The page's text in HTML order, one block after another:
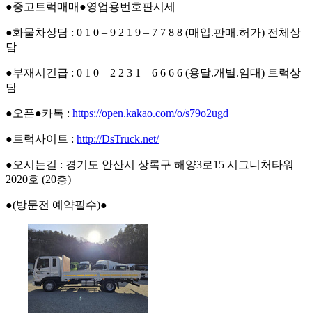
●중고트럭매매●영업용번호판시세
●화물차상담 : 0 1 0 – 9 2 1 9 – 7 7 8 8 (매입.판매.허가) 전체상
담
●부재시긴급 : 0 1 0 – 2 2 3 1 – 6 6 6 6 (용달.개별.임대) 트럭상
담
●오픈●카톡 : https://open.kakao.com/o/s79o2ugd
●트럭사이트 : http://DsTruck.net/
●오시는길 : 경기도 안산시 상록구 해양3로15 시그니처타워
2020호 (20층)
●(방문전 예약필수)●